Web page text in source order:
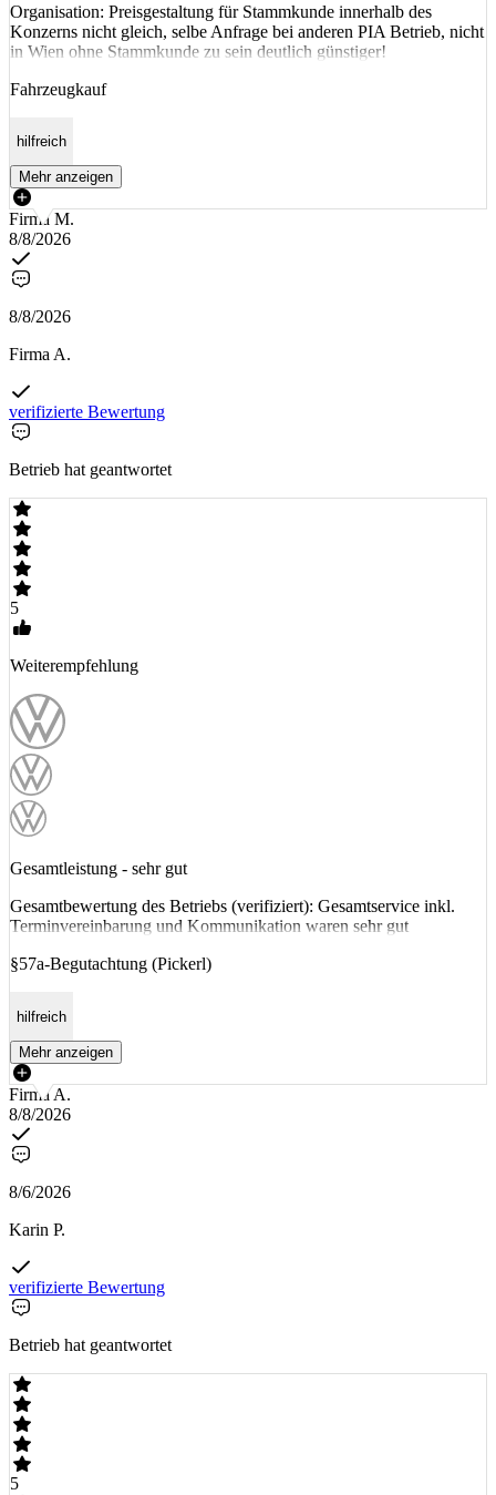
Organisation: Preisgestaltung für Stammkunde innerhalb des
Konzerns nicht gleich, selbe Anfrage bei anderen PIA Betrieb, nicht
in Wien ohne Stammkunde zu sein deutlich günstiger!
Fahrzeugkauf
hilfreich
Mehr anzeigen
Firma M.
8/8/2026
8/8/2026
Firma A.
verifizierte Bewertung
Betrieb hat geantwortet
5
Weiterempfehlung
Gesamtleistung - sehr gut
Gesamtbewertung des Betriebs (verifiziert): Gesamtservice inkl.
Terminvereinbarung und Kommunikation waren sehr gut
§57a-Begutachtung (Pickerl)
hilfreich
Mehr anzeigen
Firma A.
8/8/2026
8/6/2026
Karin P.
verifizierte Bewertung
Betrieb hat geantwortet
5